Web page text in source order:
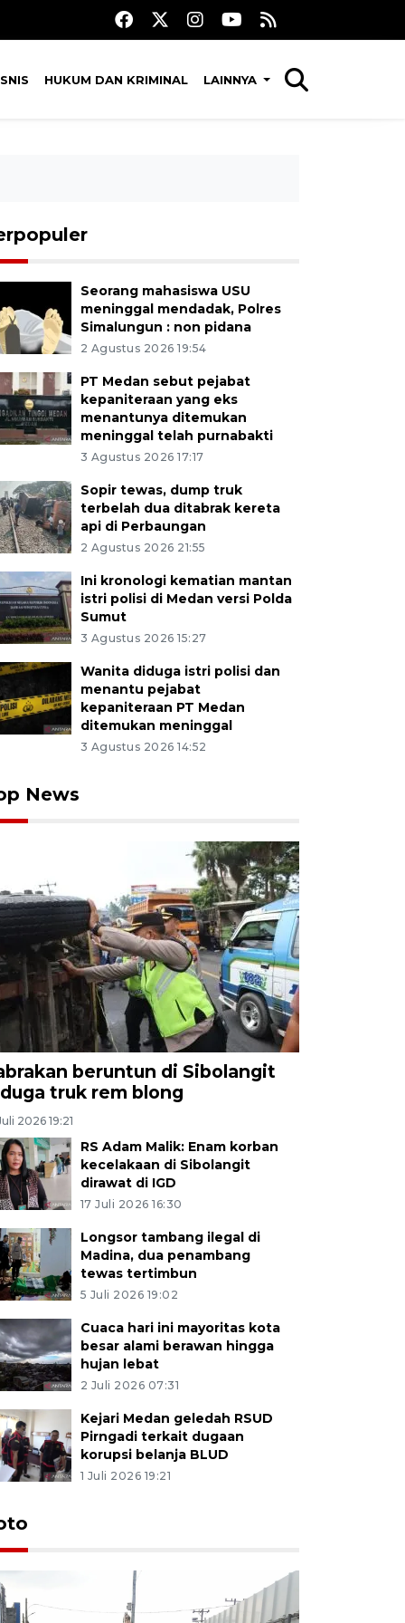
HUKUM DAN KRIMINAL LAINNYA
Seorang mahasiswa USU
meninggal mendadak, Polres
Simalungun : non pidana
2 Agustus 2026 19:54
PT Medan sebut pejabat
kepaniteraan yang eks
menantunya ditemukan
meninggal telah purnabakti
3 Agustus 2026 17:17
Sopir tewas, dump truk
terbelah dua ditabrak kereta
api di Perbaungan
2 Agustus 2026 21:55
Ini kronologi kematian mantan
istri polisi di Medan versi Polda
Sumut
3 Agustus 2026 15:27
Wanita diduga istri polisi dan
menantu pejabat
kepaniteraan PT Medan
ditemukan meninggal
3 Agustus 2026 14:52
News
beruntun di Sibolangit
truk rem blong
2026 19:21
RS Adam Malik: Enam korban
kecelakaan di Sibolangit
dirawat di IGD
17 Juli 2026 16:30
Longsor tambang ilegal di
Madina, dua penambang
tewas tertimbun
5 Juli 2026 19:02
Cuaca hari ini mayoritas kota
besar alami berawan hingga
hujan lebat
2 Juli 2026 07:31
Kejari Medan geledah RSUD
Pirngadi terkait dugaan
korupsi belanja BLUD
1 Juli 2026 19:21